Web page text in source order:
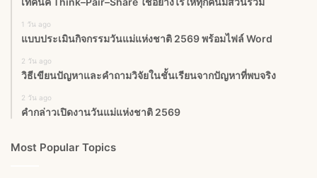
1 วัน ago
แบบประเมินกิจกรรมวันแม่แห่งชาติ 2569 พร้อมไฟล์ Word
2 วัน ago
วิธีเขียนปัญหาและคำถามวิจัยในชั้นเรียนจากปัญหาที่พบจริง
2 วัน ago
คำกล่าวเปิดงานวันแม่แห่งชาติ 2569
Most Popular Topics